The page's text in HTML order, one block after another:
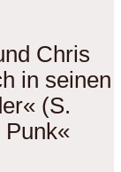
Chris
in seinen
(S.
Punk«